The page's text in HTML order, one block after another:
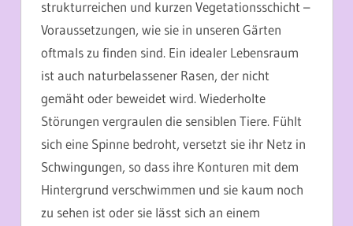
strukturreichen und kurzen Vegetationsschicht –
Voraussetzungen, wie sie in unseren Gärten
oftmals zu finden sind. Ein idealer Lebensraum
ist auch naturbelassener Rasen, der nicht
gemäht oder beweidet wird. Wiederholte
Störungen vergraulen die sensiblen Tiere. Fühlt
sich eine Spinne bedroht, versetzt sie ihr Netz in
Schwingungen, so dass ihre Konturen mit dem
Hintergrund verschwimmen und sie kaum noch
zu sehen ist oder sie lässt sich an einem